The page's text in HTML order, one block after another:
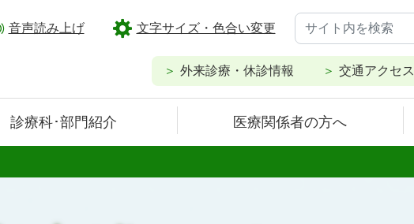
音声読み上げ 文字サイズ・色合い変更
外来診療・休診情報 交通アクセス
診療科･部門紹介 医療関係者の方へ